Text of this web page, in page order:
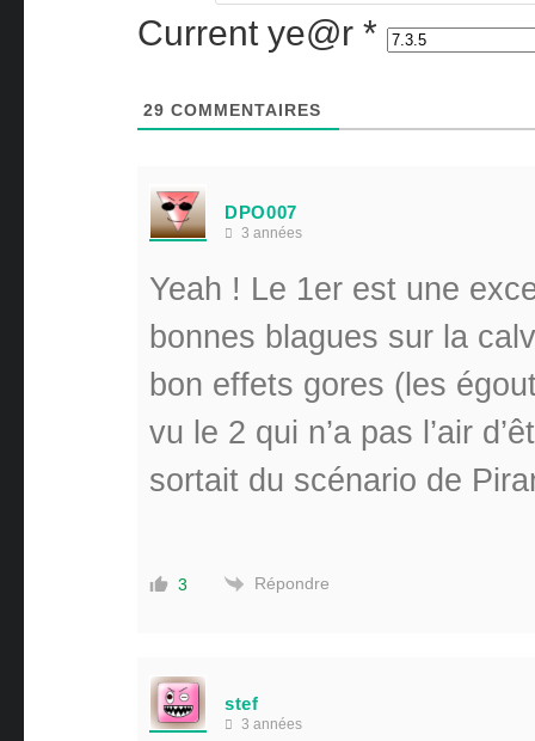
Current ye@r *
29 COMMENTAIRES
DPO007
3 années
Yeah ! Le 1er est une
bonnes blagues sur la
bon effets gores (les
vu le 2 qui n’a pas l’air
sortait du scénario de
3 Répondre
stef
3 années